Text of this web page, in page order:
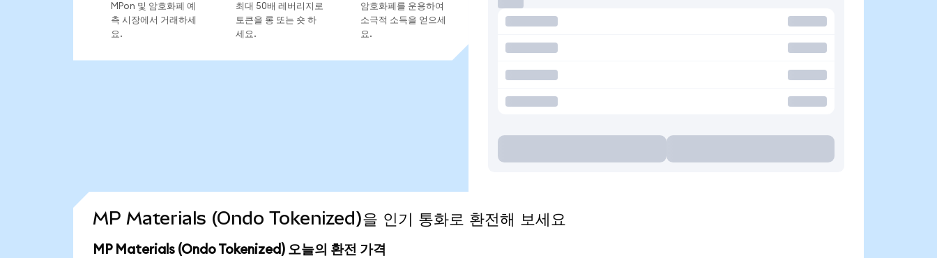
MPon 및 암호화폐 예
측 시장에서 거래하세
요.
최대 50배 레버리지로
토큰을 롱 또는 숏 하
세요.
암호화폐를 운용하여
소극적 소득을 얻으세
요.
MP Materials (Ondo Tokenized)을 인기 통화로 환전해 보세요
MP Materials (Ondo Tokenized) 오늘의 환전 가격